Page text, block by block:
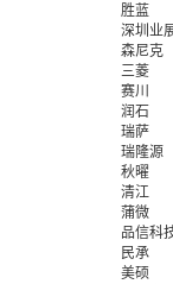
胜蓝
深圳业
森尼克
三菱
赛川
润石
瑞萨
瑞隆源
秋曜
清江
蒲微
品信科
民承
美硕